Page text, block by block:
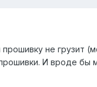
не грузит
И вроде бы